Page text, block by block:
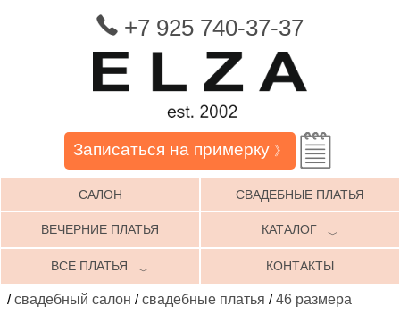
+7 925 740-37-37
Записаться на примерку 》
САЛОН СВАДЕБНЫЕ ПЛАТЬЯ
ВЕЧЕРНИЕ ПЛАТЬЯ КАТАЛОГ ﹀
ВСЕ ПЛАТЬЯ ﹀ КОНТАКТЫ
/свадебный салон /свадебные платья /46 размера